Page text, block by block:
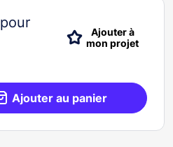
pour
Ajouter à
mon projet
Ajouter au panier